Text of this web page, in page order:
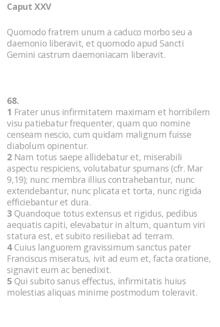
Caput XXV
Quomodo fratrem unum a caduco morbo seu a
daemonio liberavit, et quomodo apud Sancti
Gemini castrum daemoniacam liberavit.
68.
1 Frater unus infirmitatem maximam et horribilem
visu patiebatur frequenter, quam quo nomine
censeam nescio, cum quidam malignum fuisse
diabolum opinentur.
2 Nam totus saepe allidebatur et, miserabili
aspectu respiciens, volutabatur spumans (cfr. Mar
9,19); nunc membra illius contrahebantur, nunc
extendebantur, nunc plicata et torta, nunc rigida
efficiebantur et dura.
3 Quandoque totus extensus et rigidus, pedibus
aequatis capiti, elevabatur in altum, quantum viri
statura est, et subito resiliebat ad terram.
4Cuius languorem gravissimum sanctus pater
Franciscus miseratus, ivit ad eum et, facta oratione,
signavit eum ac benedixit.
5 Qui subito sanus effectus, infirmitatis huius
molestias aliquas minime postmodum toleravit.